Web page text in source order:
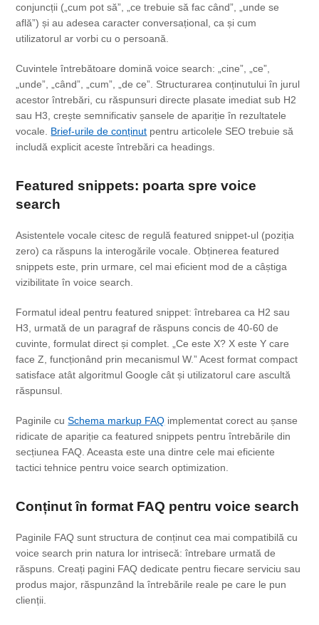
conjuncții („cum pot să”, „ce trebuie să fac când”, „unde se
află”) și au adesea caracter conversațional, ca și cum
utilizatorul ar vorbi cu o persoană.
Cuvintele întrebătoare domină voice search: „cine”, „ce”,
„unde”, „când”, „cum”, „de ce”. Structurarea conținutului în jurul
acestor întrebări, cu răspunsuri directe plasate imediat sub H2
sau H3, crește semnificativ șansele de apariție în rezultatele
vocale. Brief-urile de conținut pentru articolele SEO trebuie să
includă explicit aceste întrebări ca headings.
Featured snippets: poarta spre voice
search
Asistentele vocale citesc de regulă featured snippet-ul (poziția
zero) ca răspuns la interogările vocale. Obținerea featured
snippets este, prin urmare, cel mai eficient mod de a câștiga
vizibilitate în voice search.
Formatul ideal pentru featured snippet: întrebarea ca H2 sau
H3, urmată de un paragraf de răspuns concis de 40-60 de
cuvinte, formulat direct și complet. „Ce este X? X este Y care
face Z, funcționând prin mecanismul W.” Acest format compact
satisface atât algoritmul Google cât și utilizatorul care ascultă
răspunsul.
Paginile cuSchema markup FAQ implementat corect au șanse
ridicate de apariție ca featured snippets pentru întrebările din
secțiunea FAQ. Aceasta este una dintre cele mai eficiente
tactici tehnice pentru voice search optimization.
Conținut în format FAQ pentru voice search
Paginile FAQ sunt structura de conținut cea mai compatibilă cu
voice search prin natura lor intrisecă: întrebare urmată de
răspuns. Creați pagini FAQ dedicate pentru fiecare serviciu sau
produs major, răspunzând la întrebările reale pe care le pun
clienții.